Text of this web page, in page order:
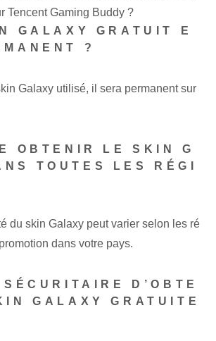
Tencent Gaming Buddy ?
GALAXY GRATUIT E
?
Galaxy utilisé, il sera permanent sur
OBTENIR LE SKIN G
TOUTES LES RÉGI
du skin Galaxy peut varier selon les ré
dans votre pays.
D’OBTE
GALAXY GRATUITE